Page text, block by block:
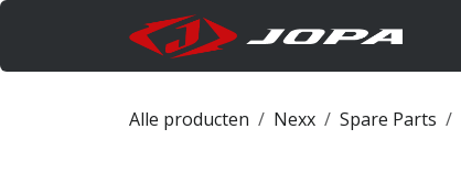
Overslaan naar inhoud
Alle producten Nexx Spare Parts